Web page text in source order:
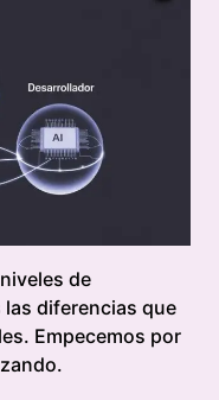
de
diferencias que
Empecemos por